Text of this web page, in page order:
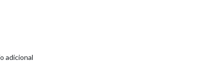
adicional